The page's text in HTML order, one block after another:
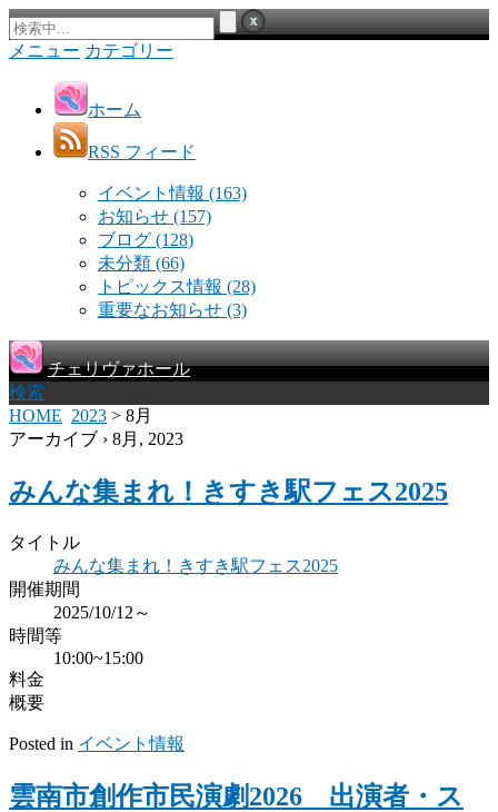
メニュー カテゴリー
ホーム
RSS フィード
イベント情報 (163)
お知らせ (157)
ブログ (128)
未分類 (66)
トピックス情報 (28)
重要なお知らせ (3)
チェリヴァホール
検索
HOME 2023 > 8月
アーカイブ › 8月, 2023
みんな集まれ！きすき駅フェス2025
タイトル
みんな集まれ！きすき駅フェス2025
開催期間
2025/10/12～
時間等
10:00~15:00
料金
概要
Posted in イベント情報
雲南市創作市民演劇2026 出演者・ス